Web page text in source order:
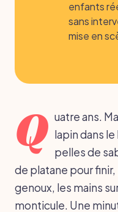
enfants
sans
mise en
Q uatre ans.
lapin dans le
pelles de
de platane pour finir,
genoux, les mains
monticule. Une